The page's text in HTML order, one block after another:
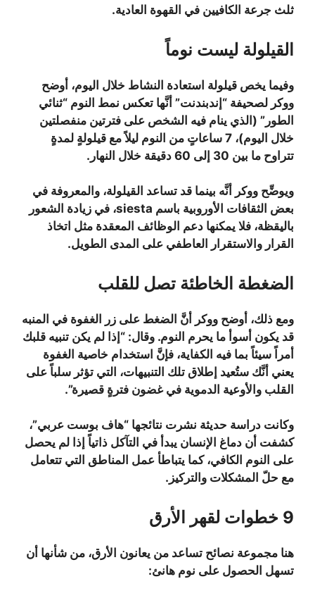
ثلث جرعة الكافيين في القهوة العادية.
القيلولة ليست نوماً
وفيما يخص قيلولة استعادة النشاط خلال اليوم، أوضح
ووكر لصحيفة “إندبندنت” أنَّها تعكس نمط النوم “ثنائي
الطور” (الذي ينام فيه الشخص على فترتين منفصلتين
خلال اليوم)، 7 ساعاتٍ من النوم ليلاً مع قيلولةٍ لمدةٍ
تتراوح ما بين 30 إلى 60 دقيقة خلال النهار.
ويوضِّح ووكر أنَّه بينما قد تساعد القيلولة، والمعروفة في
بعض الثقافات الأوروبية باسم siesta، في زيادة الشعور
باليقظة، فلا يمكنها دعم الوظائف المعقدة مثل اتخاذ
القرار والاستقرار العاطفي على المدى الطويل.
الضغطة الخاطئة تصل للقلب
ومع ذلك، أوضح ووكر أنَّ الضغط على زر الغفوة في المنبه
قد يكون أسوأ ما يحرم النوم. وقال: “إذا لم يكن تنبيه قلبك
أمراً سيئاً بما فيه الكفاية، فإنَّ استخدام خاصية الغفوة
يعني أنَّك ستُعيد إطلاق تلك التنبيهات، التي تؤثر سلباً على
القلب والأوعية الدموية في غضون فترةٍ قصيرة”.
وكانت دراسة حديثة نشرت نتائجها “هاف بوست عربي”،
كشفت أن دماغ الإنسان يبدأ في التآكل ذاتياً إذا لم يحصل
على النوم الكافي، كما يتباطأ عمل المناطق التي تتعامل
مع حلّ المشكلات والتركيز.
9 خطوات لقهر الأرق
هنا مجموعة نصائح تساعد من يعانون الأرق، من شأنها أن
تسهل الحصول على نوم هانئ: